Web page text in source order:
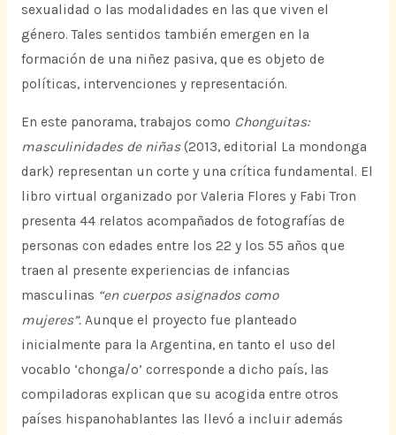
sexualidad o las modalidades en las que viven el
género. Tales sentidos también emergen en la
formación de una niñez pasiva, que es objeto de
políticas, intervenciones y representación.
En este panorama, trabajos como Chonguitas:
masculinidades de niñas(2013, editorial La mondonga
dark) representan un corte y una crítica fundamental. El
libro virtual organizado por Valeria Flores y Fabi Tron
presenta 44 relatos acompañados de fotografías de
personas con edades entre los 22 y los 55 años que
traen al presente experiencias de infancias
masculinas “en cuerpos asignados como
mujeres”.Aunque el proyecto fue planteado
inicialmente para la Argentina, en tanto el uso del
vocablo ‘chonga/o’ corresponde a dicho país, las
compiladoras explican que su acogida entre otros
países hispanohablantes las llevó a incluir además